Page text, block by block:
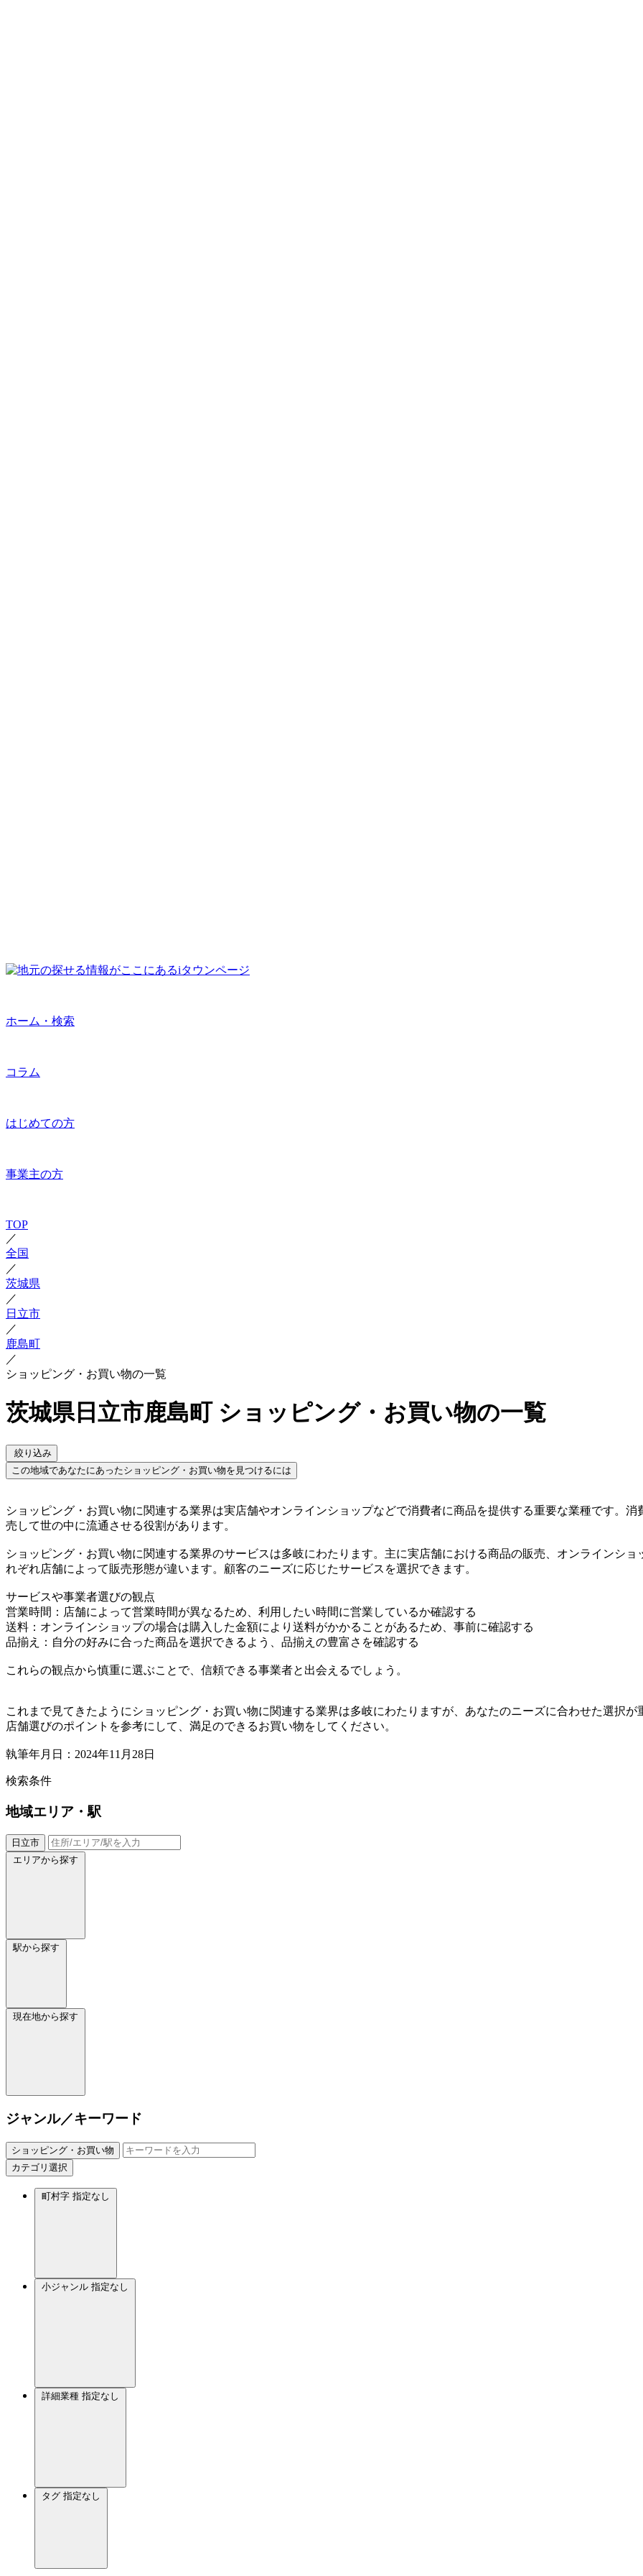
ホーム・検索
コラム
はじめての方
事業主の方
TOP
／
全国
／
茨城県
／
日立市
／
鹿島町
／
ショッピング・お買い物の一覧
茨城県日立市鹿島町 ショッピング・お買い物の一覧
絞り込み
この地域であなたにあったショッピング・お買い物を見つけるには
ショッピング・お買い物に関連する業界は実店舗やオンラインショップなどで消費者に商品を提供する重要な業種です。
売して世の中に流通させる役割があります。
ショッピング・お買い物に関連する業界のサービスは多岐にわたります。主に実店舗における商品の販売、オンラインシ
れぞれ店舗によって販売形態が違います。顧客のニーズに応じたサービスを選択できます。
サービスや事業者選びの観点
営業時間：店舗によって営業時間が異なるため、利用したい時間に営業しているか確認する
送料：オンラインショップの場合は購入した金額により送料がかかることがあるため、事前に確認する
品揃え：自分の好みに合った商品を選択できるよう、品揃えの豊富さを確認する
これらの観点から慎重に選ぶことで、信頼できる事業者と出会えるでしょう。
これまで見てきたようにショッピング・お買い物に関連する業界は多岐にわたりますが、あなたのニーズに合わせた選択が
店舗選びのポイントを参考にして、満足のできるお買い物をしてください。
執筆年月日：2024年11月28日
検索条件
地域エリア・駅
日立市
エリアから探す
駅から探す
現在地から探す
ジャンル／キーワード
ショッピング・お買い物
カテゴリ選択
町村字 指定なし
小ジャンル 指定なし
詳細業種 指定なし
タグ 指定なし